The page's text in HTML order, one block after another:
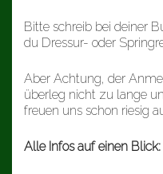
Bitte schreib bei deiner
du Dressur- oder
Aber Achtung, der
überleg nicht zu lange
freuen uns schon riesig
Alle Infos auf einen Blick: